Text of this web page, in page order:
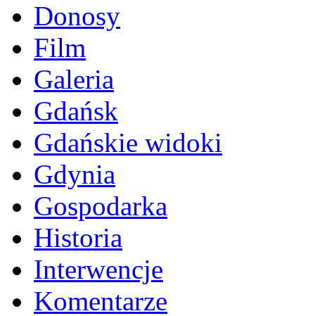
Donosy
Film
Galeria
Gdańsk
Gdańskie widoki
Gdynia
Gospodarka
Historia
Interwencje
Komentarze